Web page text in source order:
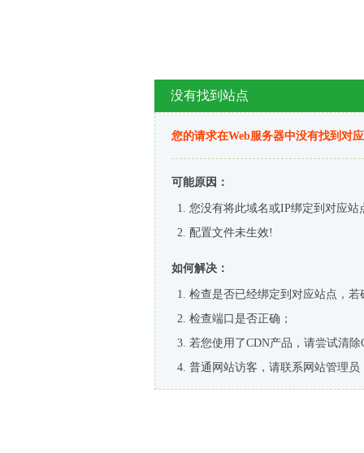
没有找到站点
您的请求在Web服务器中没有找到对
可能原因：
您没有将此域名或IP绑定到对应站
配置文件未生效!
如何解决：
检查是否已经绑定到对应站点，
检查端口是否正确；
若您使用了CDN产品，请尝试清除
普通网站访客，请联系网站管理员